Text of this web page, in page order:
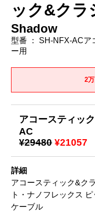
ック&クラ
Shadow
型番 ： SH-NFX-ACア
ー用
2
アコースティッ
AC
¥29480 ¥21057
詳細
アコースティック&ク
ト・ナノフレックス
ケーブル